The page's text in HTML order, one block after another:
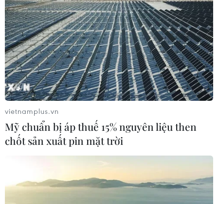
vietnamplus.vn
Mỹ chuẩn bị áp thuế 15% nguyên liệu then
chốt sản xuất pin mặt trời